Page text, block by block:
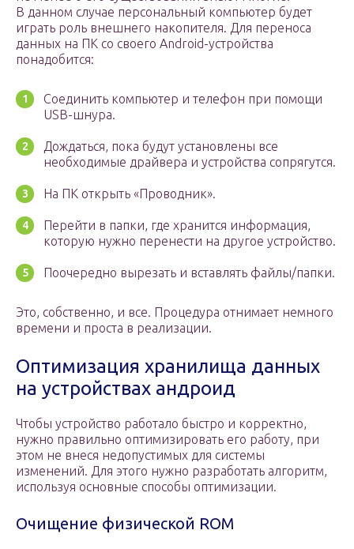
В данном случае персональный компьютер будет
играть роль внешнего накопителя. Для переноса
данных на ПК со своего Android-устройства
понадобится:
Соединить компьютер и телефон при помощи
USB-шнура.
Дождаться, пока будут установлены все
необходимые драйвера и устройства сопрягутся.
На ПК открыть «Проводник».
Перейти в папки, где хранится информация,
которую нужно перенести на другое устройство.
Поочередно вырезать и вставлять файлы/папки.
Это, собственно, и все. Процедура отнимает немного
времени и проста в реализации.
Оптимизация хранилища данных
на устройствах андроид
Чтобы устройство работало быстро и корректно,
нужно правильно оптимизировать его работу, при
этом не внеся недопустимых для системы
изменений. Для этого нужно разработать алгоритм,
используя основные способы оптимизации.
Очищение физической ROM